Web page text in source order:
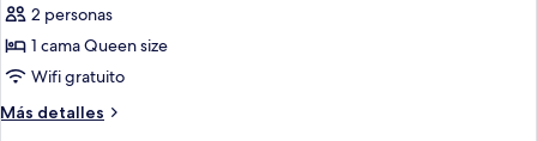
de
Habitación
superior
2 personas
1 cama Queen size
Wifi gratuito
Más detalles
Más